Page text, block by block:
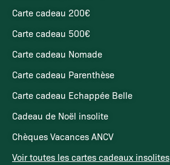
Carte cadeau 200€
Carte cadeau 500€
Carte cadeau Nomade
Carte cadeau Parenthèse
Carte cadeau Echappée Belle
Cadeau de Noël insolite
Chèques Vacances ANCV
Voir toutes les cartes cadeaux insolites